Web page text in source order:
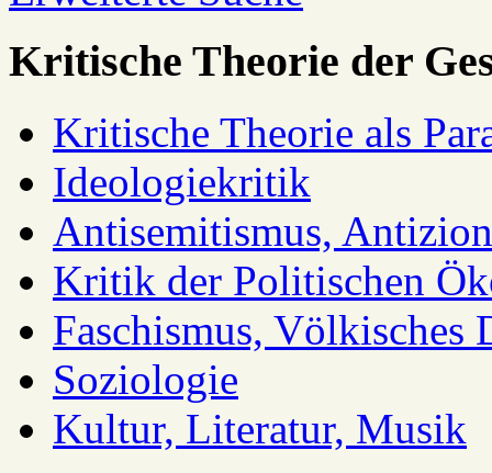
Kritische Theorie der
Kritische Theorie als
Ideologiekritik
Antisemitismus,
Kritik der Politischen
Faschismus, Völkisches
Soziologie
Kultur, Literatur, Musik